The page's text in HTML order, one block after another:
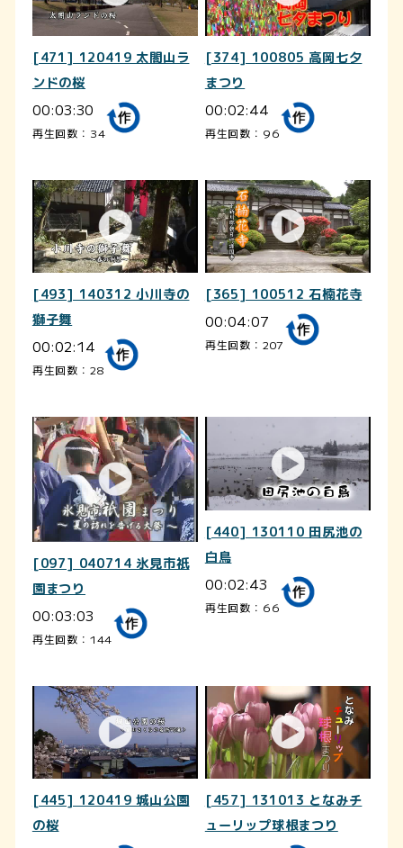
[471] 120419 太閤山ラ
ンドの桜
00:03:30
再生回数：34
[374] 100805 高岡七夕
まつり
00:02:44
再生回数：96
[493] 140312 小川寺の
獅子舞
00:02:14
再生回数：28
[365] 100512 石楠花寺
00:04:07
再生回数：207
[097] 040714 氷見市祇
園まつり
00:03:03
再生回数：144
[440] 130110 田尻池の
白鳥
00:02:43
再生回数：66
[445] 120419 城山公園
の桜
[457] 131013 となみチ
ューリップ球根まつり